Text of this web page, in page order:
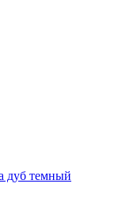
дуб темный